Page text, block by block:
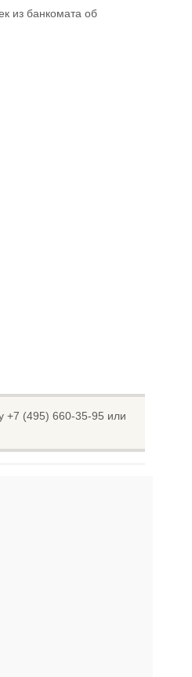
из банкомата об
+7 (495) 660-35-95 или